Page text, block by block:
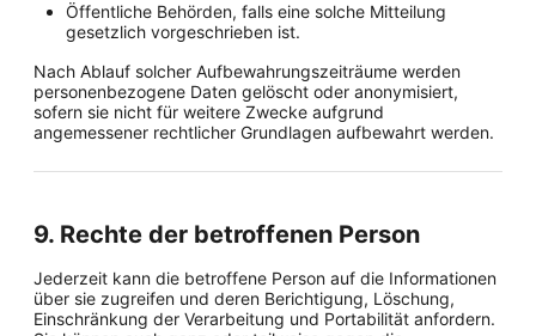
Öffentliche Behörden, falls eine solche Mitteilung
gesetzlich vorgeschrieben ist.
Nach Ablauf solcher Aufbewahrungszeiträume werden
personenbezogene Daten gelöscht oder anonymisiert,
sofern sie nicht für weitere Zwecke aufgrund
angemessener rechtlicher Grundlagen aufbewahrt werden.
9. Rechte der betroffenen Person
Jederzeit kann die betroffene Person auf die Informationen
über sie zugreifen und deren Berichtigung, Löschung,
Einschränkung der Verarbeitung und Portabilität anfordern.